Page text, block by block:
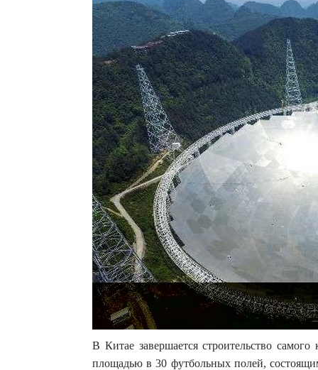
В Китае завершается строительство
площадью в 30 футбольных полей,